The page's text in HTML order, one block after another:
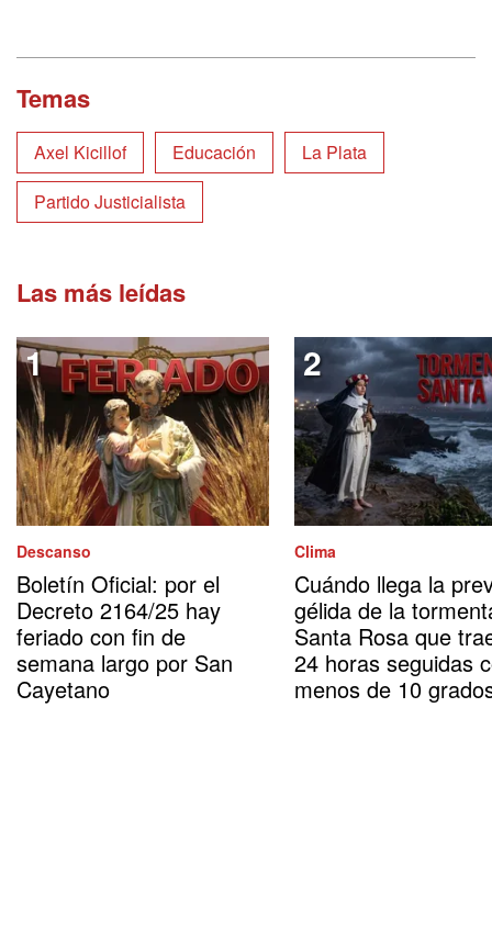
Temas
Axel Kicillof Educación
La Plata
Partido Justicialista
Las más leídas
Descanso
Boletín Oficial: por el
Decreto 2164/25 hay
feriado con fin de
semana largo por San
Cayetano
Clima
Cuándo llega la
gélida de la
Santa Rosa que
24 horas seguidas
menos de 10